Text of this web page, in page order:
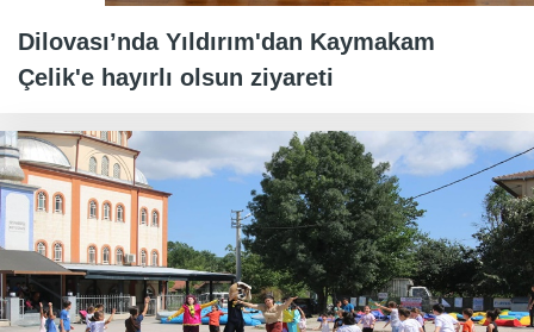
Dilovası’nda Yıldırım'dan Kaymakam
Çelik'e hayırlı olsun ziyareti